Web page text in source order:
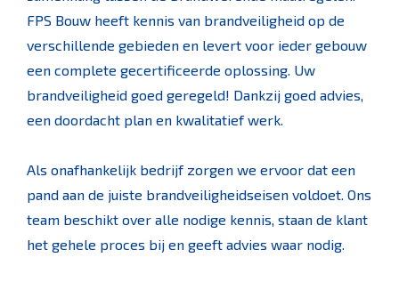
FPS Bouw heeft kennis van brandveiligheid op de
verschillende gebieden en levert voor ieder gebouw
een complete gecertificeerde oplossing. Uw
brandveiligheid goed geregeld! Dankzij goed advies,
een doordacht plan en kwalitatief werk.
Als onafhankelijk bedrijf zorgen we ervoor dat een
pand aan de juiste brandveiligheidseisen voldoet. Ons
team beschikt over alle nodige kennis, staan de klant
het gehele proces bij en geeft advies waar nodig.